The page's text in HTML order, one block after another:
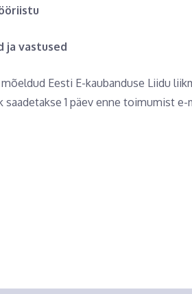
ja vastused
Eesti E-kaubanduse Liidu
saadetakse 1 päev enne toimumist e-